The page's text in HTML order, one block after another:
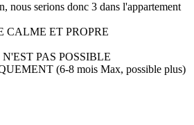
nous serions donc 3 dans l'appartement
CALME ET PROPRE
PAS POSSIBLE
(6-8 mois Max, possible plus)